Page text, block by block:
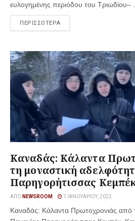
ευλογημένης περιόδου του Τριωδίου– ...
ΠΕΡΙΣΣΟΤΕΡΑ
Καναδάς: Κάλαντα
τη μοναστική
Παρηγορήτισσας
ΑΠΌ NEWSROOM 1 ΙΑΝΟΥΑΡΊΟΥ, 2022
Καναδάς: Κάλαντα Πρωτοχρονιάς από